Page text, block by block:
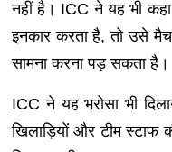
नहीं है। ICC ने यह भी
इनकार करता है, तो उसे
सामना करना पड़ सकता है।
ICC ने यह भरोसा भी
खिलाड़ियों और टीम स्टाफ